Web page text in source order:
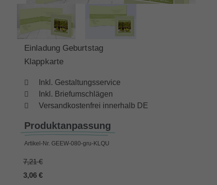
Einladung Geburtstag
Klappkarte
Inkl. Gestaltungsservice
Inkl. Briefumschlägen
Versandkostenfrei innerhalb DE
Produktanpassung
Artikel-Nr. GEEW-080-gru-KLQU
7,21 €
3,06 €